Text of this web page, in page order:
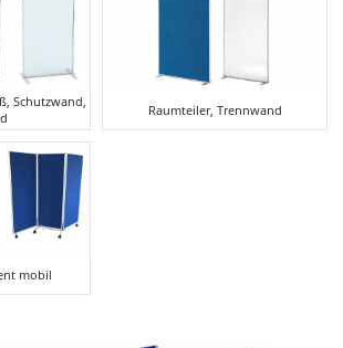
Schutzwand,
Raumteiler, Trennwand
mobil